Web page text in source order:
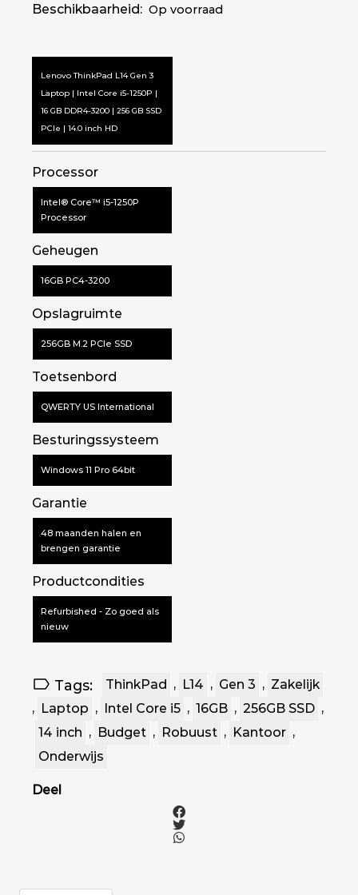
Beschikbaarheid: Op voorraad
Lenovo ThinkPad L14 Gen 3
Laptop | Intel Core i5-1250P |
16 GB DDR4-3200 | 256 GB SSD
PCIe | 14.0 inch HD
Processor
Intel® Core™ i5-1250P
Processor
Geheugen
16GB PC4-3200
Opslagruimte
256GB M.2 PCIe SSD
Toetsenbord
QWERTY US International
Besturingssysteem
Windows 11 Pro 64bit
Garantie
48 maanden halen en
brengen garantie
Productcondities
Refurbished - Zo goed als
nieuw
Tags: ThinkPad , L14 , Gen 3 , Zakelijk
, Laptop , Intel Core i5 , 16GB , 256GB SSD ,
14 inch , Budget , Robuust , Kantoor ,
Onderwijs
Deel